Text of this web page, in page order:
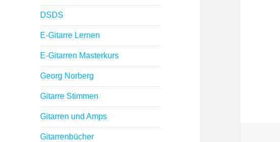
DSDS
E-Gitarre Lernen
E-Gitarren Masterkurs
Georg Norberg
Gitarre Stimmen
Gitarren und Amps
Gitarrenbücher